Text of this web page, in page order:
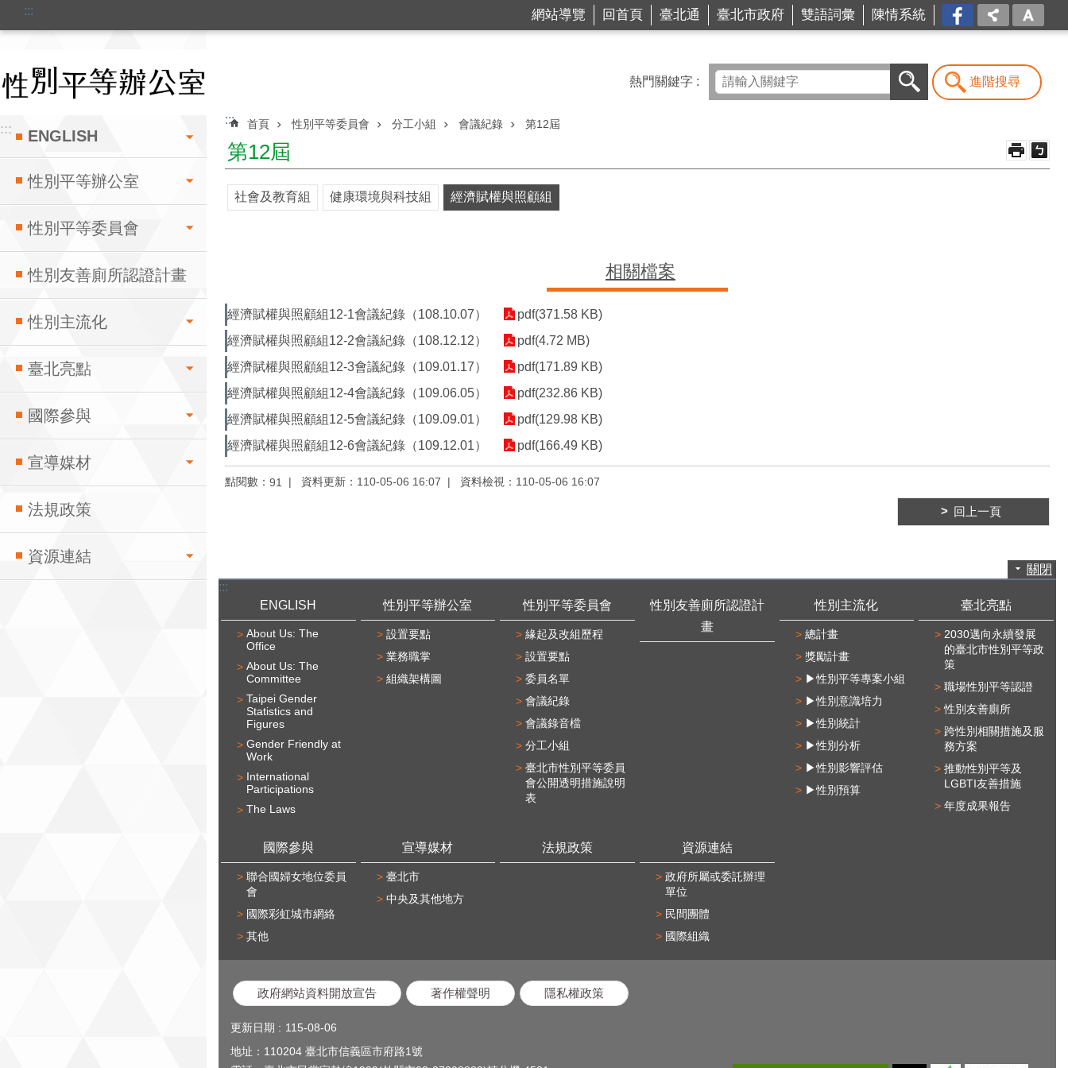
跳到主要內容區塊
::: 網站導覽 回首頁 臺北通 臺北市政府 雙語詞彙 陳情系統
台北
市商
我是
商Ya
人
::: ENGLISH
性別平等辦公室
性別平等委員會
性別友善廁所認證計畫
性別主流化
臺北亮點
國際參與
宣導媒材
法規政策
資源連結
熱門關鍵字 進階搜尋
::: 首頁 性別平等委員會 分工小組 會議紀錄 第12屆
第12屆
社會及教育組 健康環境與科技組 經濟賦權與照顧組
相關檔案
經濟賦權與照顧組12-1會議紀錄（108.10.07）
pdf(371.58 KB)
經濟賦權與照顧組12-2會議紀錄（108.12.12）
pdf(4.72 MB)
經濟賦權與照顧組12-3會議紀錄（109.01.17）
pdf(171.89 KB)
經濟賦權與照顧組12-4會議紀錄（109.06.05）
pdf(232.86 KB)
經濟賦權與照顧組12-5會議紀錄（109.09.01）
pdf(129.98 KB)
經濟賦權與照顧組12-6會議紀錄（109.12.01）
pdf(166.49 KB)
點閱數： 91 資料更新： 110-05-06 16:07 資料檢視： 110-05-06 16:07
回上一頁
關閉
:::
ENGLISH
About Us: The
Office
About Us: The
Committee
Taipei Gender
Statistics and
Figures
Gender Friendly at
Work
International
Participations
The Laws
性別平等辦公室
設置要點
業務職掌
組織架構圖
性別平等委員會
緣起及改組歷程
設置要點
委員名單
會議紀錄
會議錄音檔
分工小組
臺北市性別平等委員
會公開透明措施說明
表
性別友善廁所認證計
畫
性別主流化
總計畫
獎勵計畫
▶性別平等專案小組
▶性別意識培力
▶性別統計
▶性別分析
▶性別影響評估
▶性別預算
臺北亮點
2030邁向永續發展
的臺北市性別平等政
策
職場性別平等認證
性別友善廁所
跨性別相關措施及服
務方案
推動性別平等及
LGBTI友善措施
年度成果報告
國際參與
聯合國婦女地位委員
會
國際彩虹城市網絡
其他
宣導媒材
臺北市
中央及其他地方
法規政策 資源連結
政府所屬或委託辦理
單位
民間團體
國際組織
政府網站資料開放宣告 著作權聲明 隱私權政策
更新日期
115-08-06
地址：110204 臺北市信義區市府路1號